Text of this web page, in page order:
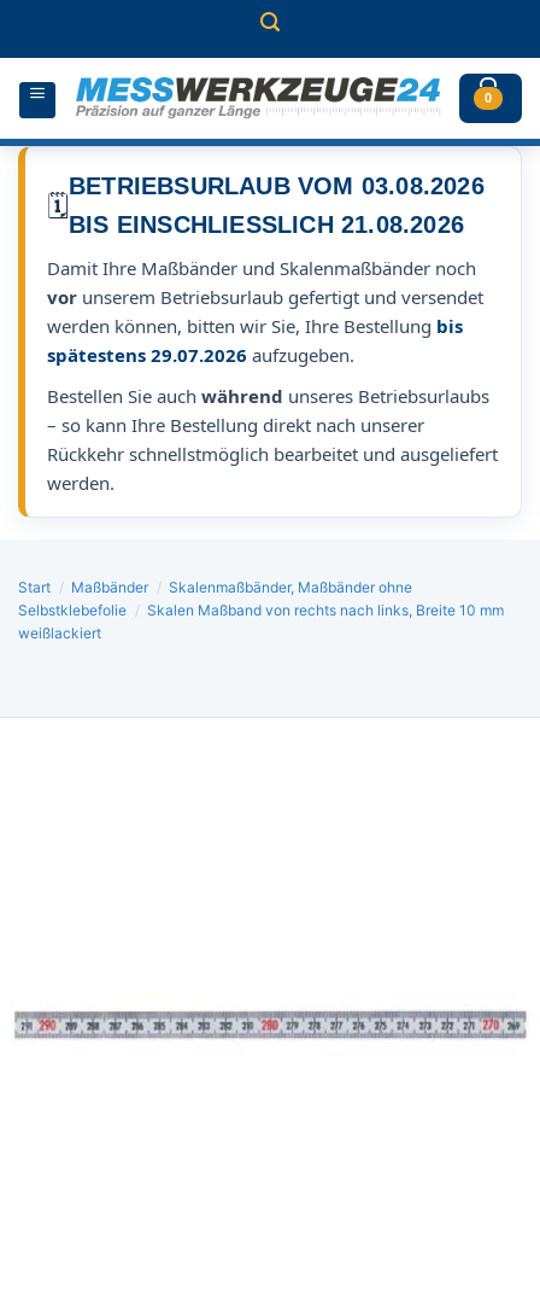
0
🗓️
BETRIEBSURLAUB VOM 03.08.2026
BIS EINSCHLIESSLICH 21.08.2026
Damit Ihre Maßbänder und Skalenmaßbänder noch
vor unserem Betriebsurlaub gefertigt und versendet
werden können, bitten wir Sie, Ihre Bestellung bis
spätestens 29.07.2026 aufzugeben.
Bestellen Sie auch während unseres Betriebsurlaubs
– so kann Ihre Bestellung direkt nach unserer
Rückkehr schnellstmöglich bearbeitet und ausgeliefert
werden.
Start / Maßbänder / Skalenmaßbänder, Maßbänder ohne
Selbstklebefolie / Skalen Maßband von rechts nach links, Breite 10 mm
weißlackiert